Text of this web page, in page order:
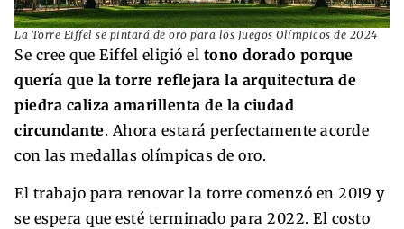
La Torre Eiffel se pintará de oro para los Juegos Olímpicos de 2024
Se cree que Eiffel eligió el tono dorado porque
quería que la torre reflejara la arquitectura de
piedra caliza amarillenta de la ciudad
circundante. Ahora estará perfectamente acorde
con las medallas olímpicas de oro.
El trabajo para renovar la torre comenzó en 2019 y
se espera que esté terminado para 2022. El costo